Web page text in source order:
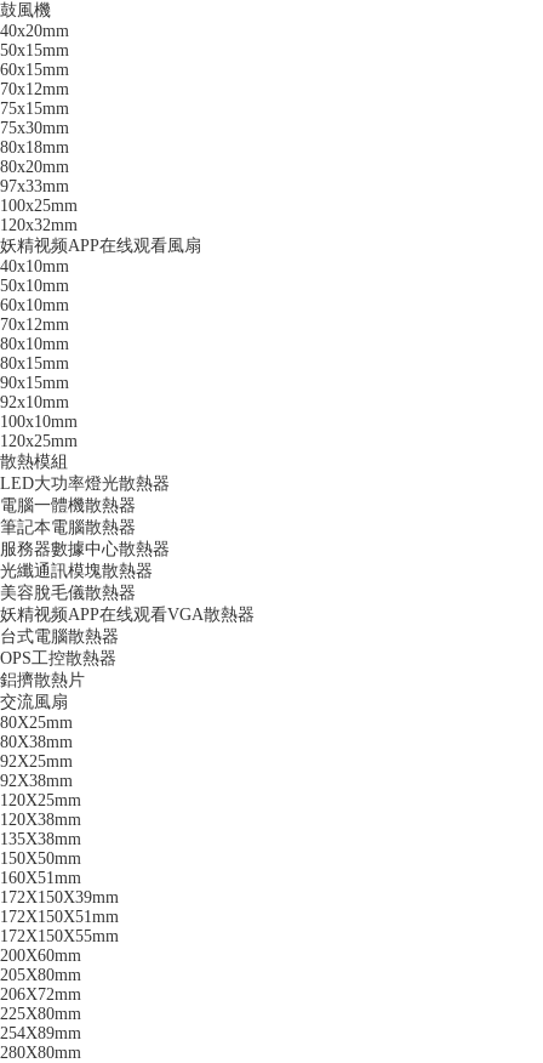
鼓風機
40x20mm
50x15mm
60x15mm
70x12mm
75x15mm
75x30mm
80x18mm
80x20mm
97x33mm
100x25mm
120x32mm
妖精视频APP在线观看風扇
40x10mm
50x10mm
60x10mm
70x12mm
80x10mm
80x15mm
90x15mm
92x10mm
100x10mm
120x25mm
散熱模組
LED大功率燈光散熱器
電腦一體機散熱器
筆記本電腦散熱器
服務器數據中心散熱器
光纖通訊模塊散熱器
美容脫毛儀散熱器
妖精视频APP在线观看VGA散熱器
台式電腦散熱器
OPS工控散熱器
鋁擠散熱片
交流風扇
80X25mm
80X38mm
92X25mm
92X38mm
120X25mm
120X38mm
135X38mm
150X50mm
160X51mm
172X150X39mm
172X150X51mm
172X150X55mm
200X60mm
205X80mm
206X72mm
225X80mm
254X89mm
280X80mm